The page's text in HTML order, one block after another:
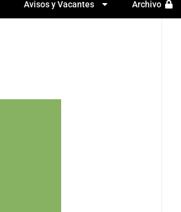
Avisos y Vacantes Archivo